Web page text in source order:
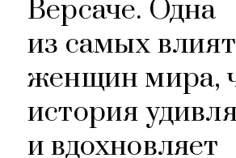
Версаче. Одна
из самых
женщин мира,
история
и вдохновляет